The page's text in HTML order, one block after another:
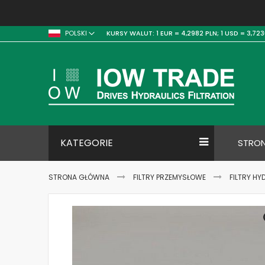
POLSKI KURSY WALUT: 1 EUR = 4,2982 PLN; 1 USD =
KATEGORIE
STRONA GŁÓWNA FILTRY PRZEMYSŁOWE FILTRY